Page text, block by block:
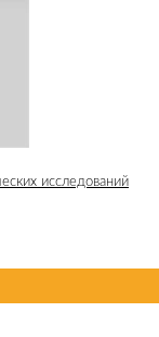
исследований